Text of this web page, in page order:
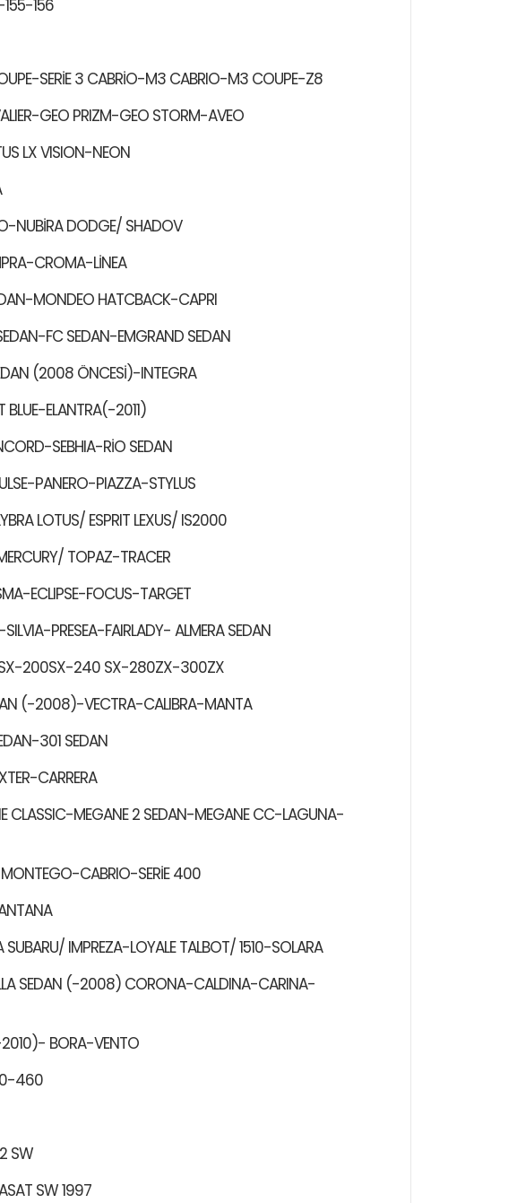
156
SERİE 3 CABRİO-M3 CABRIO-M3 COUPE-Z8
GEO PRIZM-GEO STORM-AVEO
LX VISION-NEON
NUBİRA DODGE/ SHADOV
CROMA-LİNEA
MONDEO HATCBACK-CAPRI
FC SEDAN-EMGRAND SEDAN
(2008 ÖNCESİ)-INTEGRA
BLUE-ELANTRA(-2011)
SEBHIA-RİO SEDAN
PANERO-PIAZZA-STYLUS
LOTUS/ ESPRIT LEXUS/ IS2000
TOPAZ-TRACER
ECLIPSE-FOCUS-TARGET
PRESEA-FAIRLADY- ALMERA SEDAN
SX-200SX-240 SX-280ZX-300ZX
(-2008)-VECTRA-CALIBRA-MANTA
301 SEDAN
CARRERA
CLASSIC-MEGANE 2 SEDAN-MEGANE CC-LAGUNA-
CABRIO-SERİE 400
IMPREZA-LOYALE TALBOT/ 1510-SOLARA
SEDAN (-2008) CORONA-CALDINA-CARINA-
BORA-VENTO
460
SW
SW 1997